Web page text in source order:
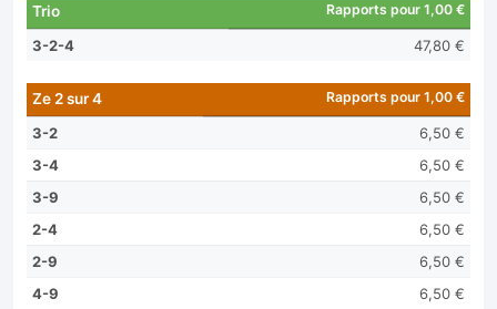
Trio Rapports pour 1,00 €
3-2-4 47,80 €
Ze 2 sur 4 Rapports pour 1,00 €
3-2
6,50 €
3-4
6,50 €
3-9
6,50 €
2-4
6,50 €
2-9
6,50 €
4-9
6,50 €